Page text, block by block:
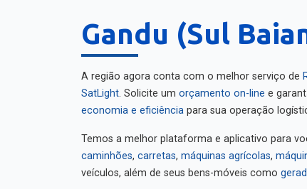
Gandu (Sul
A região agora conta com o melhor serviço de
SatLight . Solicite um orçamento on-line e
economia e eficiência para sua operação
Temos a melhor plataforma e aplicativo para
caminhões carretas máquinas agrícolas
veículos, além de seus bens-móveis como